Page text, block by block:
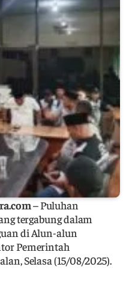
– Puluhan
tergabung dalam
di Alun-alun
Pemerintah
Selasa (15/08/2025).